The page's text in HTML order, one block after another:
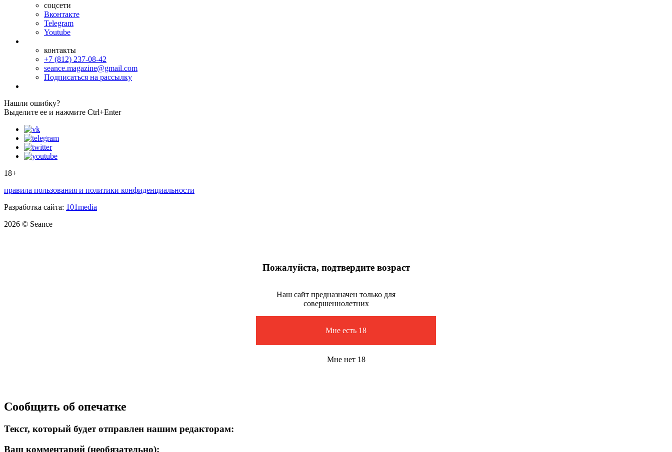
соцсети
Вконтакте
Telegram
Youtube
контакты
+7 (812) 237-08-42
seance.magazine@gmail.com
Подписаться на рассылку
Нашли ошибку?
Выделите ее и нажмите Ctrl+Enter
18+
правила пользования и политики конфиденциальности
Разработка сайта: 101media
2026 © Seance
Пожалуйста, подтвердите возраст
Наш сайт предназначен только для
совершеннолетних
Мне есть 18
Мне нет 18
Сообщить об опечатке
Текст, который будет отправлен нашим редакторам:
Ваш комментарий (необязательно):